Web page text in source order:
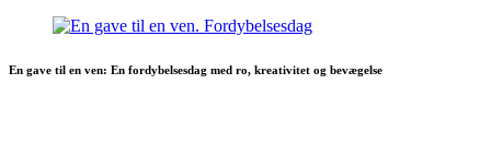
En gave til en ven: En fordybelsesdag med ro, kreativitet og bevægelse